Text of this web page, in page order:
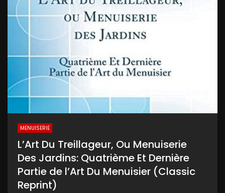
MENUISERIE
L’Art Du Treillageur, Ou Menuiserie
Des Jardins: Quatrième Et Dernière
Partie de l’Art Du Menuisier (Classic
Reprint)